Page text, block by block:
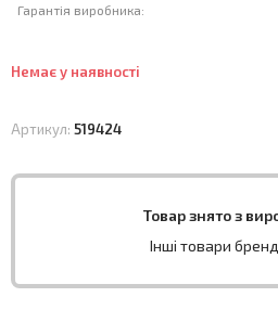
Гарантія виробника:
Немає у наявності
Артикул: 519424
Товар знято з
Інші товари